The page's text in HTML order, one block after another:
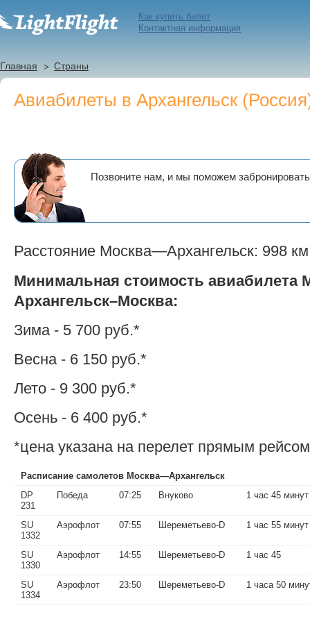
Как купить билет
Контактная информация
Главная Страны
Авиабилеты в Архангельск
Позвоните нам, и мы поможем
Расстояние Москва—Архангельск: 998
Минимальная стоимость авиабилета
Архангельск–Москва:
Зима - 5 700 руб.*
Весна - 6 150 руб.*
Лето - 9 300 руб.*
Осень - 6 400 руб.*
*цена указана на перелет прямым
Расписание самолетов Москва—Архангельск
DP
231
Победа 07:25 Внуково 1 час 45 минут
SU
1332
Аэрофлот 07:55 Шереметьево-D 1 час 55 минут
SU
1330
Аэрофлот 14:55 Шереметьево-D 1 час 45
SU
1334
Аэрофлот 23:50 Шереметьево-D 1 часа 50